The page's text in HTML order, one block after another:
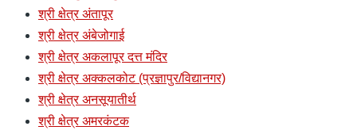
श्री क्षेत्र अंतापूर
श्री क्षेत्र अंबेजोगाई
श्री क्षेत्र अकलापूर दत्त मंदिर
श्री क्षेत्र अक्कलकोट (प्रज्ञापुर/विद्यानगर)
श्री क्षेत्र अनसूयातीर्थ
श्री क्षेत्र अमरकंटक